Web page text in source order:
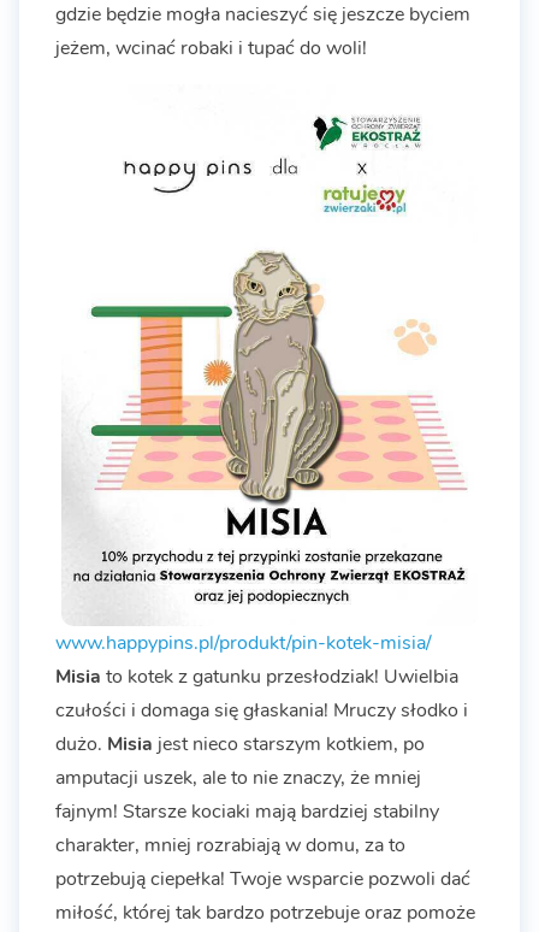
gdzie będzie mogła nacieszyć się jeszcze byciem
jeżem, wcinać robaki i tupać do woli!
www.happypins.pl/produkt/pin-kotek-misia/
Misia to kotek z gatunku przesłodziak! Uwielbia
czułości i domaga się głaskania! Mruczy słodko i
dużo. Misia jest nieco starszym kotkiem, po
amputacji uszek, ale to nie znaczy, że mniej
fajnym! Starsze kociaki mają bardziej stabilny
charakter, mniej rozrabiają w domu, za to
potrzebują ciepełka! Twoje wsparcie pozwoli dać
miłość, której tak bardzo potrzebuje oraz pomoże